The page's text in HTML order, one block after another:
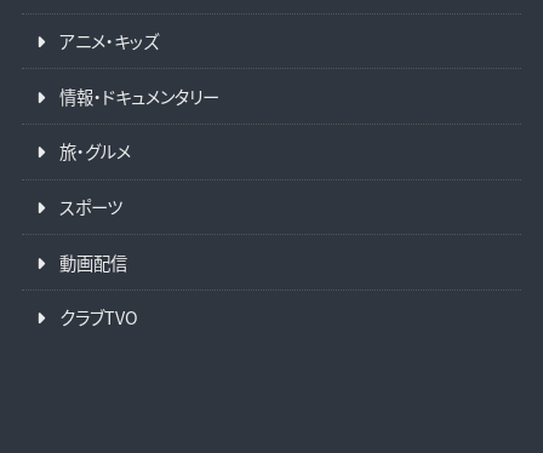
アニメ・キッズ
情報・ドキュメンタリー
旅・グルメ
スポーツ
動画配信
クラブTVO